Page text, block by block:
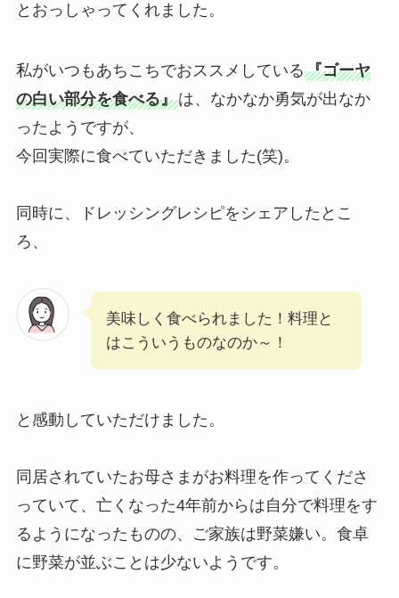
とおっしゃってくれました。
私がいつもあちこちでおススメしている『ゴーヤ
の白い部分を食べる』は、なかなか勇気が出なか
ったようですが、
今回実際に食べていただきました(笑)。
同時に、ドレッシングレシピをシェアしたとこ
ろ、
美味しく食べられました！料理と
はこういうものなのか～！
と感動していただけました。
同居されていたお母さまがお料理を作ってくださ
っていて、亡くなった4年前からは自分で料理をす
るようになったものの、ご家族は野菜嫌い。食卓
に野菜が並ぶことは少ないようです。